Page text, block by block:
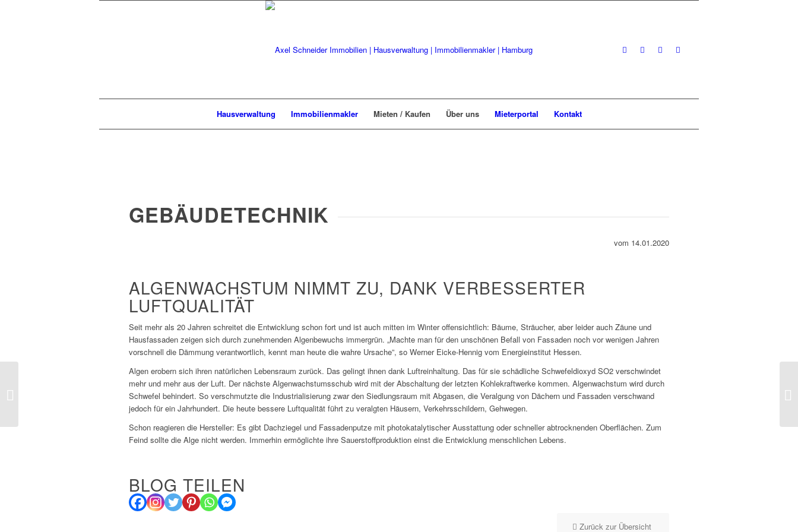
Hausverwaltung Immobilienmakler Mieten / Kaufen Über uns Mieterportal Kontakt
GEBÄUDETECHNIK
vom 14.01.2020
ALGENWACHSTUM NIMMT ZU, DANK VERBESSERTER
LUFTQUALITÄT
Seit mehr als 20 Jahren schreitet die Entwicklung schon fort und ist auch mitten im Winter offensichtlich: Bäume, Sträucher, aber leider auch Zäune und
Hausfassaden zeigen sich durch zunehmenden Algenbewuchs immergrün. „Machte man für den unschönen Befall von Fassaden noch vor wenigen Jahren
vorschnell die Dämmung verantwortlich, kennt man heute die wahre Ursache”, so Werner Eicke-Hennig vom Energieinstitut Hessen.
Algen erobern sich ihren natürlichen Lebensraum zurück. Das gelingt ihnen dank Luftreinhaltung. Das für sie schädliche Schwefeldioxyd SO2 verschwindet
mehr und mehr aus der Luft. Der nächste Algenwachstumsschub wird mit der Abschaltung der letzten Kohlekraftwerke kommen. Algenwachstum wird durch
Schwefel behindert. So verschmutzte die Industrialisierung zwar den Siedlungsraum mit Abgasen, die Veralgung von Dächern und Fassaden verschwand
jedoch für ein Jahrhundert. Die heute bessere Luftqualität führt zu veralgten Häusern, Verkehrsschildern, Gehwegen.
Schon reagieren die Hersteller: Es gibt Dachziegel und Fassadenputze mit photokatalytischer Ausstattung oder schneller abtrocknenden Oberflächen. Zum
Feind sollte die Alge nicht werden. Immerhin ermöglichte ihre Sauerstoffproduktion einst die Entwicklung menschlichen Lebens.
BLOG TEILEN
Zurück zur Übersicht